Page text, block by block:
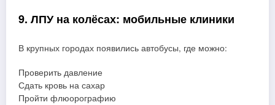
9. ЛПУ на колёсах: мобильные клиники
В крупных городах появились автобусы, где можно:
Проверить давление
Сдать кровь на сахар
Пройти флюорографию